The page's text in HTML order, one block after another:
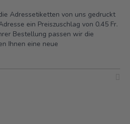
Adressetiketten von uns gedruckt
ein Preiszuschlag von 0.45 Fr.
Bestellung passen wir die
Ihnen eine neue